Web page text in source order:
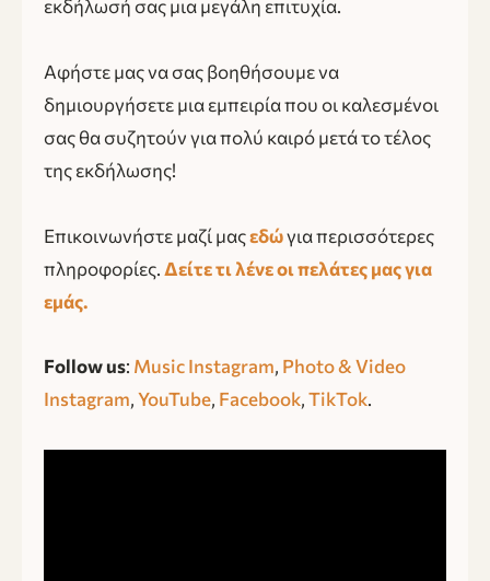
εκδήλωσή σας μια μεγάλη επιτυχία.
Αφήστε μας να σας βοηθήσουμε να
δημιουργήσετε μια εμπειρία που οι καλεσμένοι
σας θα συζητούν για πολύ καιρό μετά το τέλος
της εκδήλωσης!
Επικοινωνήστε μαζί μαςεδώγια περισσότερες
πληροφορίες.Δείτε τι λένε οι πελάτες μας για
εμάς.
Follow us: Music Instagram, Photo & Video
Instagram,YouTube, Facebook,TikTok.